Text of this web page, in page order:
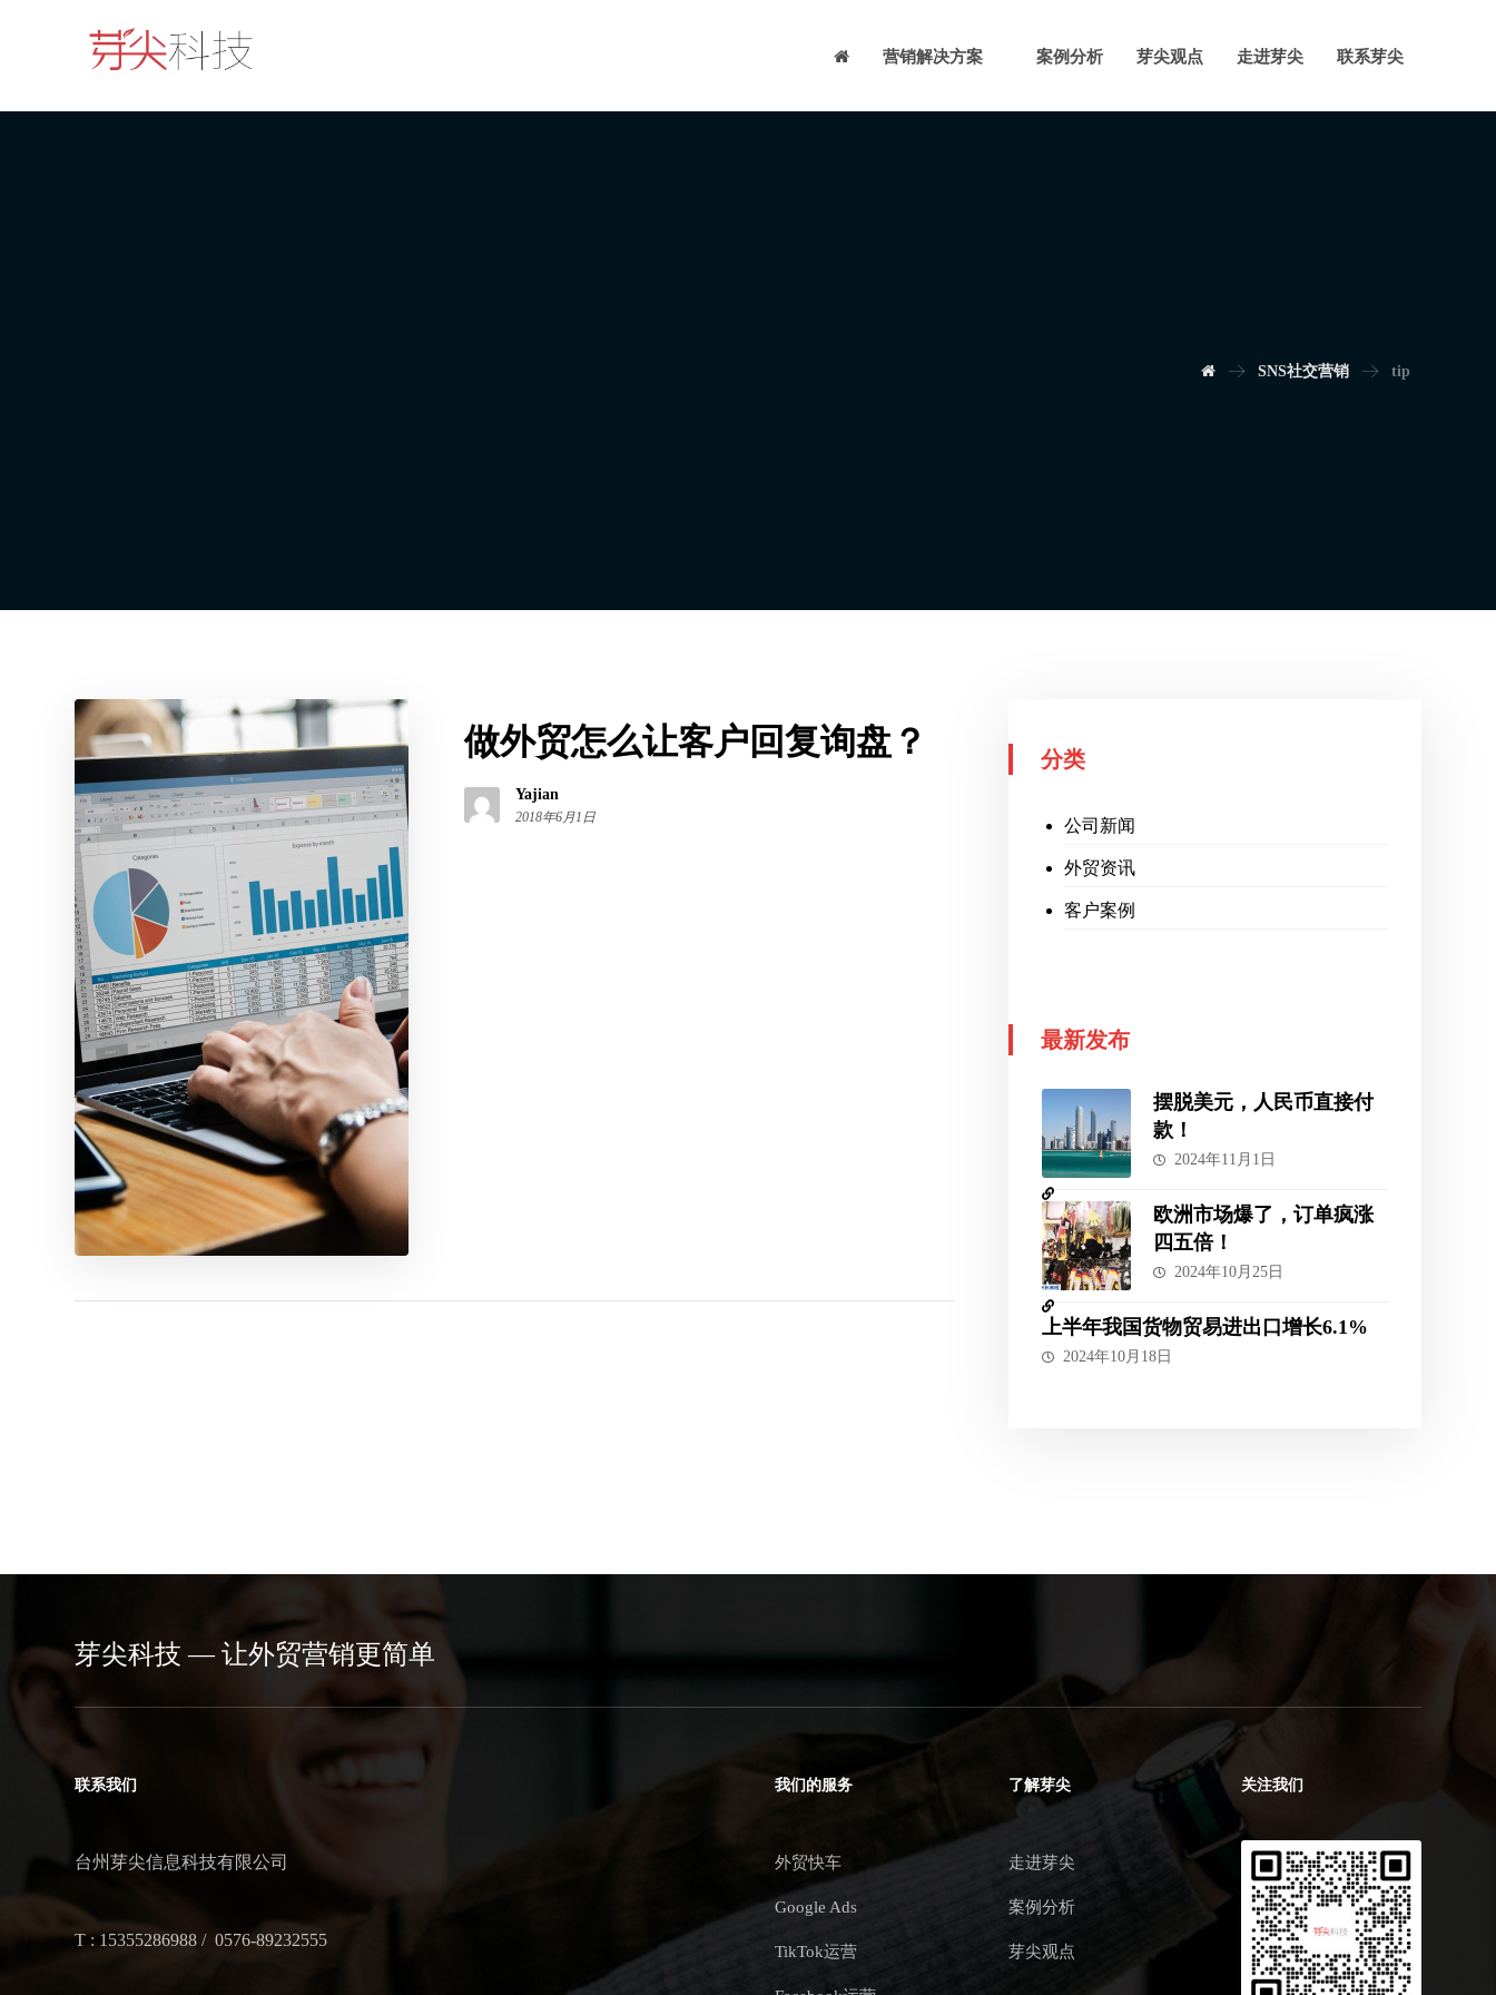
营销解决方案 案例分析 芽尖观点 走进芽尖 联系芽尖
SNS社交营销 tip
做外贸怎么让客户回复询盘？
Yajian
2018年6月1日
分类
公司新闻
外贸资讯
客户案例
最新发布
摆脱美元，人民币直接付
款！
2024年11月1日
欧洲市场爆了，订单疯涨
四五倍！
2024年10月25日
上半年我国货物贸易进出口增长6.1%
2024年10月18日
芽尖科技 — 让外贸营销更简单
联系我们
台州芽尖信息科技有限公司
T : 15355286988 / 0576-89232555
我们的服务
外贸快车
Google Ads
TikTok运营
了解芽尖
走进芽尖
案例分析
芽尖观点
关注我们